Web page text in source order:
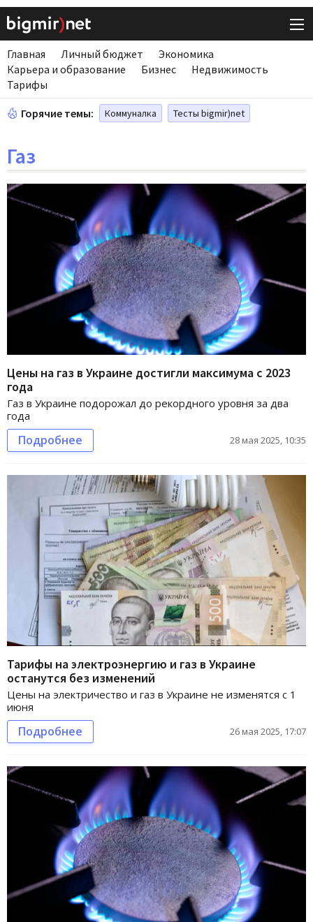
Главная Личный бюджет
Экономика
Карьера и образование
Бизнес
Недвижимость
Тарифы
Горячие темы: Коммуналка Тесты bigmir)net
Газ
Цены на газ в Украине достигли максимума с 2023
года
Газ в Украине подорожал до рекордного уровня за два
года
Подробнее 28 мая 2025, 10:35
Тарифы на электроэнергию и газ в Украине
останутся без изменений
Цены на электричество и газ в Украине не изменятся с 1
июня
Подробнее 26 мая 2025, 17:07